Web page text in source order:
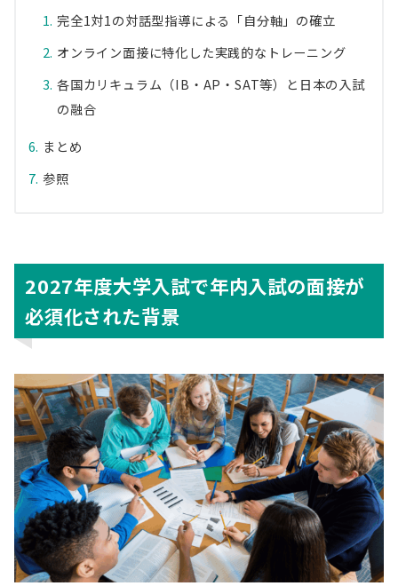
完全1対1の対話型指導による「自分軸」の確立
オンライン面接に特化した実践的なトレーニング
各国カリキュラム（IB・AP・SAT等）と日本の入試
の融合
まとめ
参照
2027年度大学入試で年内入試の面接が
必須化された背景